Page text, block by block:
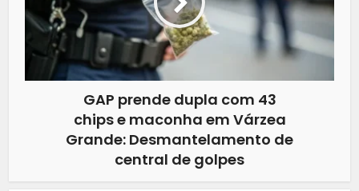
GAP prende dupla com 43
chips e maconha em Várzea
Grande: Desmantelamento de
central de golpes